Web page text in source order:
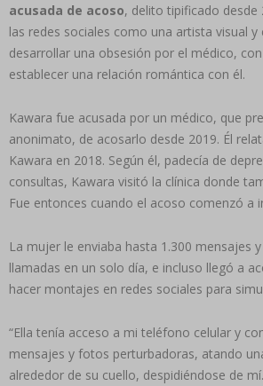
acusada de acoso, delito tipificado desde
las redes sociales como una artista visual y
desarrollar una obsesión por el médico,
establecer una relación romántica con él.
Kawara fue acusada por un médico, que
anonimato, de acosarlo desde 2019. Él
Kawara en 2018. Según él, padecía de
consultas, Kawara visitó la clínica donde
Fue entonces cuando el acoso comenzó a
La mujer le enviaba hasta 1.300 mensajes
llamadas en un solo día, e incluso llegó a
hacer montajes en redes sociales para
“Ella tenía acceso a mi teléfono celular y
mensajes y fotos perturbadoras, atando
alrededor de su cuello, despidiéndose de